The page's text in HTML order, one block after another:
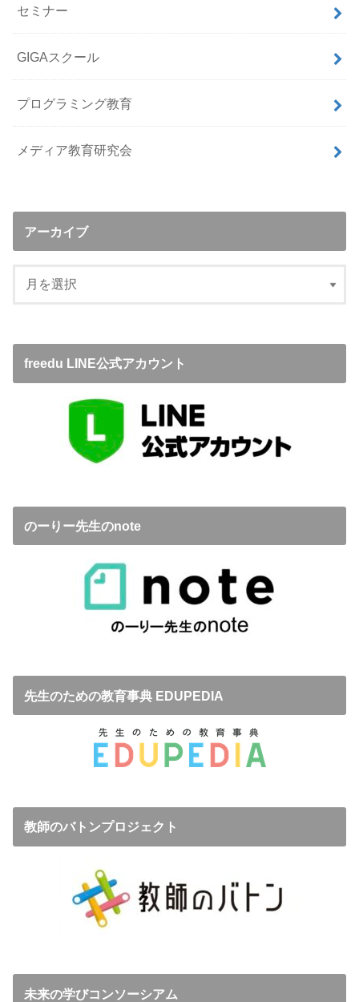
セミナー
GIGAスクール
プログラミング教育
メディア教育研究会
アーカイブ
freedu LINE公式アカウント
のーりー先生のnote
先生のための教育事典 EDUPEDIA
教師のバトンプロジェクト
未来の学びコンソーシアム